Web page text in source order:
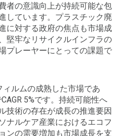
者の意識向上が持続可能な包
しています。プラスチック廃
に対する政府の焦点も市場成
堅牢なリサイクルインフラの
プレーヤーにとっての課題で
ルムの成熟した市場であ
5%です。持続可能性へ
技術の存在が成長の推進要因
ナルケア産業におけるエコフ
ンの需要増加も市場成長を支